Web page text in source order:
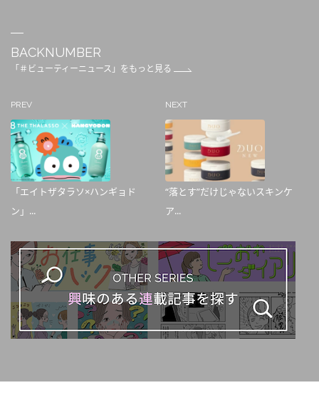
BACKNUMBER
「＃ビューティーニュース」をもっと見る
PREV
「エイトザタラソ×ハンギョド
ン」...
NEXT
“落とす”だけじゃないスキンケ
ア...